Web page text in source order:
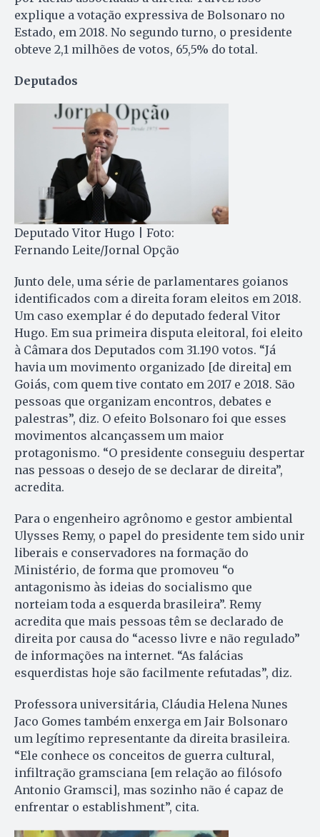
explique a votação expressiva de Bolsonaro no
Estado, em 2018. No segundo turno, o presidente
obteve 2,1 milhões de votos, 65,5% do total.
Deputados
Deputado Vitor Hugo | Foto:
Fernando Leite/Jornal Opção
Junto dele, uma série de parlamentares goianos
identificados com a direita foram eleitos em 2018.
Um caso exemplar é do deputado federal Vitor
Hugo. Em sua primeira disputa eleitoral, foi eleito
à Câmara dos Deputados com 31.190 votos. “Já
havia um movimento organizado [de direita] em
Goiás, com quem tive contato em 2017 e 2018. São
pessoas que organizam encontros, debates e
palestras”, diz. O efeito Bolsonaro foi que esses
movimentos alcançassem um maior
protagonismo. “O presidente conseguiu despertar
nas pessoas o desejo de se declarar de direita”,
acredita.
Para o engenheiro agrônomo e gestor ambiental
Ulysses Remy, o papel do presidente tem sido unir
liberais e conservadores na formação do
Ministério, de forma que promoveu “o
antagonismo às ideias do socialismo que
norteiam toda a esquerda brasileira”. Remy
acredita que mais pessoas têm se declarado de
direita por causa do “acesso livre e não regulado”
de informações na internet. “As falácias
esquerdistas hoje são facilmente refutadas”, diz.
Professora universitária, Cláudia Helena Nunes
Jaco Gomes também enxerga em Jair Bolsonaro
um legítimo representante da direita brasileira.
“Ele conhece os conceitos de guerra cultural,
infiltração gramsciana [em relação ao filósofo
Antonio Gramsci], mas sozinho não é capaz de
enfrentar o establishment”, cita.